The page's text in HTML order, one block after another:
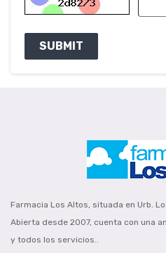
SUBMIT
Farmacia Los Altos, situada en Urb.
Abierta desde 2007, cuenta con una
y todos los servicios..